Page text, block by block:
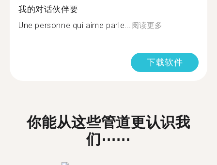
我的对话伙伴要
Une personne qui aime parle...阅读更多
下载软件
你能从这些管道更认识我
们⋯⋯